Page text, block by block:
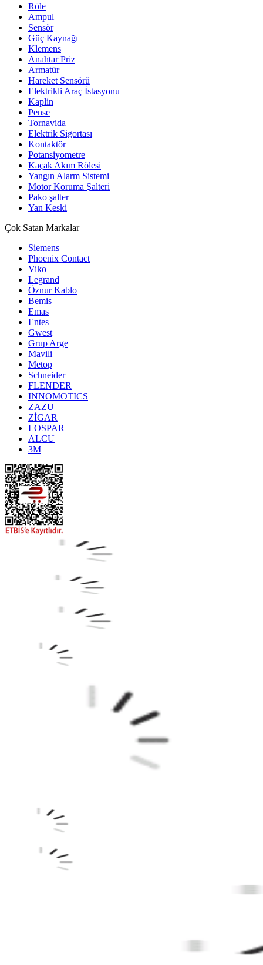
Röle
Ampul
Sensör
Güç Kaynağı
Klemens
Anahtar Priz
Armatür
Hareket Sensörü
Elektrikli Araç İstasyonu
Kaplin
Pense
Tornavida
Elektrik Sigortası
Kontaktör
Potansiyometre
Kaçak Akım Rölesi
Yangın Alarm Sistemi
Motor Koruma Şalteri
Pako şalter
Yan Keski
Çok Satan Markalar
Siemens
Phoenix Contact
Viko
Legrand
Öznur Kablo
Bemis
Emas
Entes
Gwest
Grup Arge
Mavili
Metop
Schneider
FLENDER
INNOMOTICS
ZAZU
ZİGAR
LOSPAR
ALCU
3M